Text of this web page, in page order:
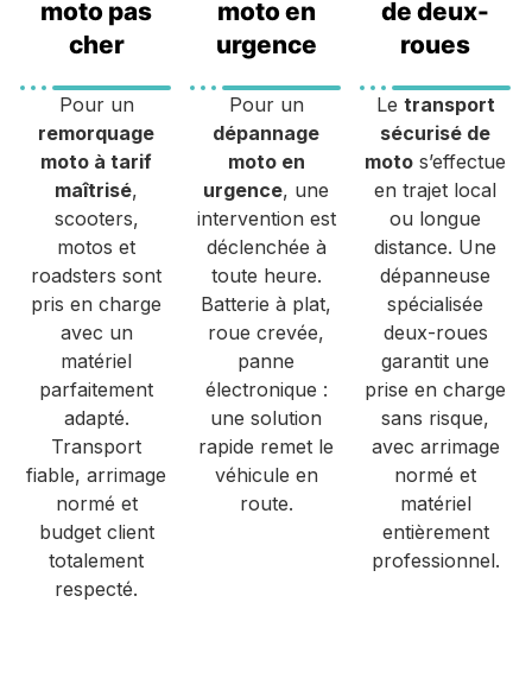
moto pas
cher
Pour un
remorquage
moto à tarif
maîtrisé,
scooters,
motos et
roadsters sont
pris en charge
avec un
matériel
parfaitement
adapté.
Transport
fiable, arrimage
normé et
budget client
totalement
respecté.
moto en
urgence
Pour un
dépannage
moto en
urgence, une
intervention est
déclenchée à
toute heure.
Batterie à plat,
roue crevée,
panne
électronique :
une solution
rapide remet le
véhicule en
route.
de deux-
roues
Le transport
sécurisé de
moto s’effectue
en trajet local
ou longue
distance. Une
dépanneuse
spécialisée
deux-roues
garantit une
prise en charge
sans risque,
avec arrimage
normé et
matériel
entièrement
professionnel.